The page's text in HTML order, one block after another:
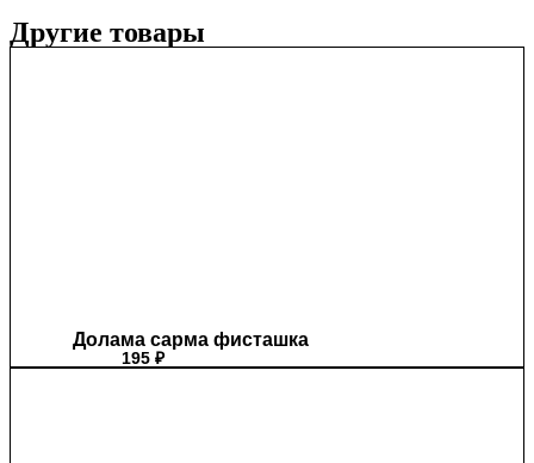
Другие товары
Долама сарма фисташка
195 ₽